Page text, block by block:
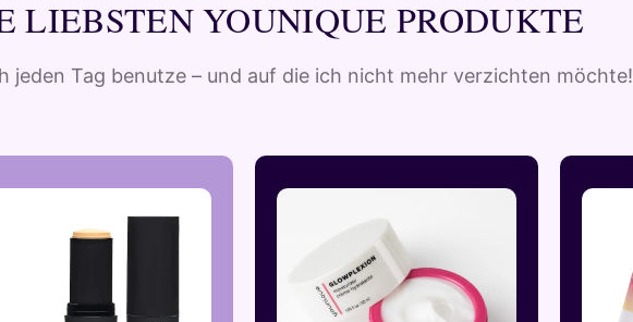
LIEBSTEN YOUNIQUE PRODUKTE
jeden Tag benutze – und auf die ich nicht mehr verzichten möchte!